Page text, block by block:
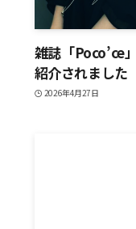
雑誌「Poco’ce
紹介されました
2026年4月27日